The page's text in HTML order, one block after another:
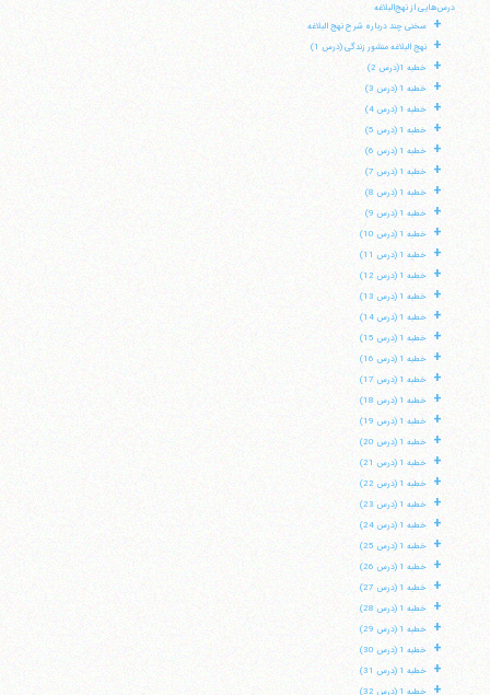
درس‌هایی از نهج‌البلاغه
+ سخنی چند درباره شرح نهج البلاغه
+ نهج البلاغه منشور زندگی (درس 1)
+ خطبه 1(درس 2)
+ خطبه 1 (درس 3)
+ خطبه 1 (درس 4)
+ خطبه 1 (درس 5)
+ خطبه 1 (درس 6)
+ خطبه 1 (درس 7)
+ خطبه 1 (درس 8)
+ خطبه 1 (درس 9)
+ خطبه 1 (درس 10)
+ خطبه 1 (درس 11)
+ خطبه 1 (درس 12)
+ خطبه 1 (درس 13)
+ خطبه 1 (درس 14)
+ خطبه 1 (درس 15)
+ خطبه 1 (درس 16)
+ خطبه 1 (درس 17)
+ خطبه 1 (درس 18)
+ خطبه 1 (درس 19)
+ خطبه 1 (درس 20)
+ خطبه 1 (درس 21)
+ خطبه 1 (درس 22)
+ خطبه 1 (درس 23)
+ خطبه 1 (درس 24)
+ خطبه 1 (درس 25)
+ خطبه 1 (درس 26)
+ خطبه 1 (درس 27)
+ خطبه 1 (درس 28)
+ خطبه 1 (درس 29)
+ خطبه 1 (درس 30)
+ خطبه 1 (درس 31)
+ خطبه 1 (درس 32)